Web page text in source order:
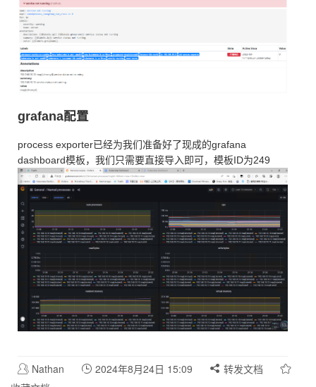
grafana配置
process exporter已经为我们准备好了现成的grafana
dashboard模板，我们只需要直接导入即可，模板ID为249
Nathan 2024年8月24日 15:09
转发文档